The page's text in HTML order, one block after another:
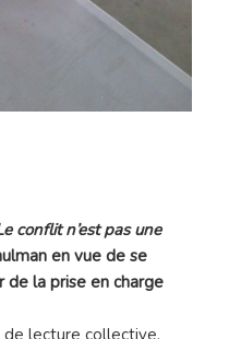
conflit n’est pas une
en vue de se
la prise en charge